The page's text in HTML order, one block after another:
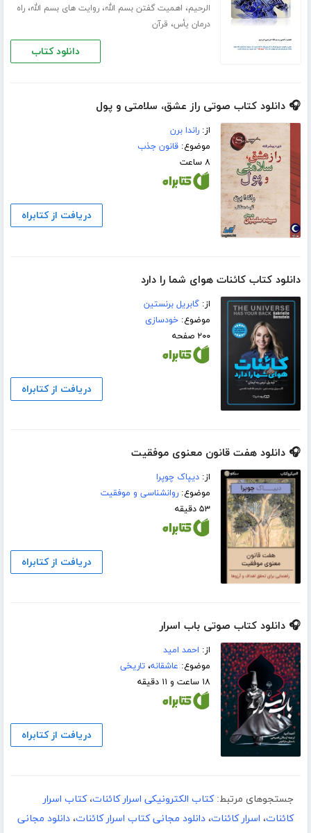
الرحیم، اهمیت گفتن بسم الله،روایت های بسم الله،راه
درمان یأس، قرآن
دانلود کتاب
🎧 دانلود کتاب صوتی راز عشق، سلامتی و پول
از:راندا برن
موضوع:قانون جذب
۸ ساعت
دریافت از کتابراه
دانلود کتاب کائنات هوای شما را دارد
از:گابریل برنستین
موضوع:خودسازی
۲۰۰ صفحه
دریافت از کتابراه
🎧 دانلود هفت قانون معنوی موفقیت
از:دیپاک چوپرا
موضوع:روانشناسی و موفقیت
۵۳ دقیقه
دریافت از کتابراه
🎧 دانلود کتاب صوتی باب اسرار
از: احمد امید
موضوع: عاشقانه،تاریخی
۱۸ ساعت و ۱۱ دقیقه
دریافت از کتابراه
جستجوهای مرتبط: کتاب الکترونیکی اسرار کائنات،کتاب اسرار
کائنات، اسرار کائنات، دانلود مجانی کتاب اسرار کائنات، دانلود مجانی